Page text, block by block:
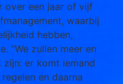
over een jaar of vijf
waarbij
hebben,
“We zullen meer en
zijn: er komt iemand
en daarna